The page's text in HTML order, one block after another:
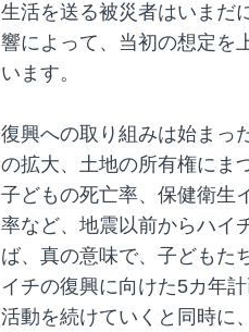
生活を送る被災者はいまだ
響によって、当初の想定を
います。
復興への取り組みは始まっ
の拡大、土地の所有権にま
子どもの死亡率、保健衛生
率など、地震以前からハイ
ば、真の意味で、子どもた
イチの復興に向けた5カ年
活動を続けていくと同時に